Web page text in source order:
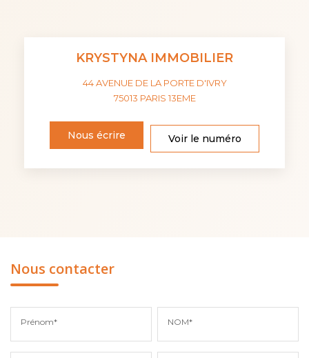
KRYSTYNA IMMOBILIER
44 AVENUE DE LA PORTE D'IVRY
75013 PARIS 13EME
Nous écrire Voir le numéro
Nous contacter
Prénom* NOM*